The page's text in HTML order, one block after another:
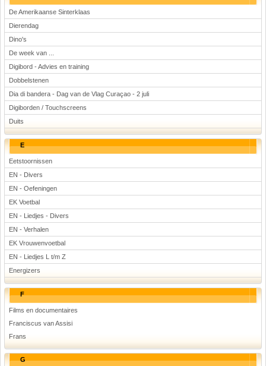
De Amerikaanse Sinterklaas
Dierendag
Dino's
De week van ...
Digibord - Advies en training
Dobbelstenen
Dia di bandera - Dag van de Vlag Curaçao - 2 juli
Digiborden / Touchscreens
Duits
E
Eetstoornissen
EN - Divers
EN - Oefeningen
EK Voetbal
EN - Liedjes - Divers
EN - Verhalen
EK Vrouwenvoetbal
EN - Liedjes L t/m Z
Energizers
F
Films en documentaires
Franciscus van Assisi
Frans
G